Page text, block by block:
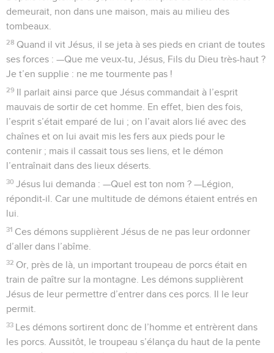
demeurait, non dans une maison, mais au milieu des
tombeaux.
28 Quand il vit Jésus, il se jeta à ses pieds en criant de toutes
ses forces : —Que me veux-tu, Jésus, Fils du Dieu très-haut ?
Je t’en supplie : ne me tourmente pas !
29 Il parlait ainsi parce que Jésus commandait à l’esprit
mauvais de sortir de cet homme. En effet, bien des fois,
l’esprit s’était emparé de lui ; on l’avait alors lié avec des
chaînes et on lui avait mis les fers aux pieds pour le
contenir ; mais il cassait tous ses liens, et le démon
l’entraînait dans des lieux déserts.
30 Jésus lui demanda : —Quel est ton nom ? —Légion,
répondit-il. Car une multitude de démons étaient entrés en
lui.
31 Ces démons supplièrent Jésus de ne pas leur ordonner
d’aller dans l’abîme.
32 Or, près de là, un important troupeau de porcs était en
train de paître sur la montagne. Les démons supplièrent
Jésus de leur permettre d’entrer dans ces porcs. Il le leur
permit.
33 Les démons sortirent donc de l’homme et entrèrent dans
les porcs. Aussitôt, le troupeau s’élança du haut de la pente